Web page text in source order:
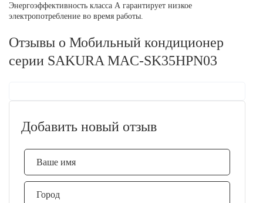
Энергоэффективность класса А гарантирует низкое
электропотребление во время работы.
Отзывы о Мобильный кондиционер
серии SAKURA MAC-SK35HPN03
Добавить новый отзыв